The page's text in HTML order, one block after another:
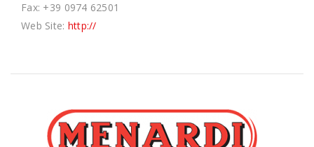
Fax: +39 0974 62501
Web Site: http://